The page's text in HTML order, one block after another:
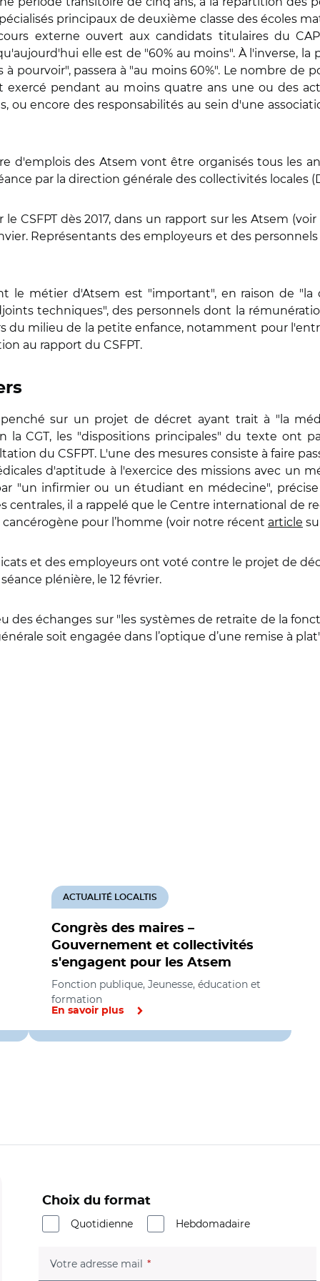
principaux de deuxième classe des écoles
externe ouvert aux candidats titulaires du
elle est de "60% au moins". À l'inverse,
pourvoir", passera à "au moins 60%". Le nombre de
pendant au moins quatre ans une ou des
ou encore des responsabilités au sein d'une
d'emplois des Atsem vont être organisés tous les
par la direction générale des collectivités locales
CSFPT dès 2017, dans un rapport sur les Atsem
Représentants des employeurs et des
le métier d'Atsem est "important", en raison de
techniques", des personnels dont la
du milieu de la petite enfance, notamment pour
au rapport du CSFPT.
penché sur un projet de décret ayant trait à "la
la CGT, les "dispositions principales" du texte ont
du CSFPT. L'une des mesures consiste à faire
d'aptitude à l'exercice des missions avec un
"un infirmier ou un étudiant en médecine",
centrales, il a rappelé que le Centre international de
pour l’homme (voir notre récent article
et des employeurs ont voté contre le projet de
plénière, le 12 février.
des échanges sur "les systèmes de retraite de la
soit engagée dans l’optique d’une remise à
Congrès des maires –
Gouvernement et collectivités
s'engagent pour les Atsem
ACTUALITÉ LOCALTIS
Fonction publique, Jeunesse, éducation et
formation
En savoir plus
Choix du format
Quotidienne
Hebdomadaire
Votre adresse mail (champ obligatoire)